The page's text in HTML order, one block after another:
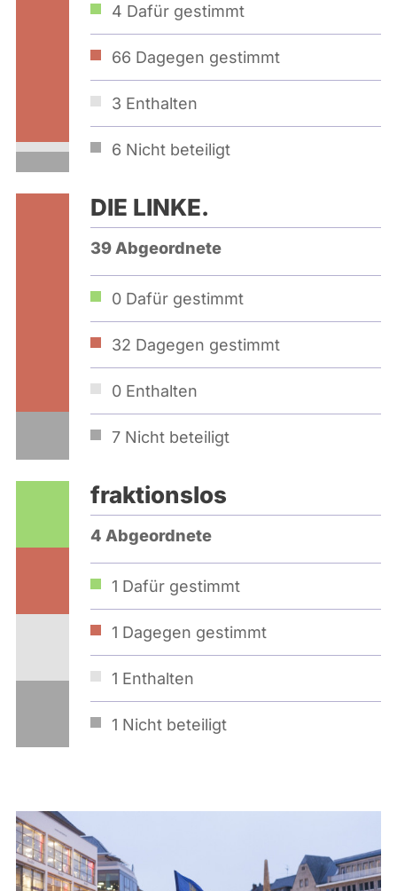
4 Dafür gestimmt
66 Dagegen gestimmt
3 Enthalten
6 Nicht beteiligt
DIE LINKE.
39 Abgeordnete
0 Dafür gestimmt
32 Dagegen gestimmt
0 Enthalten
7 Nicht beteiligt
fraktionslos
4 Abgeordnete
1 Dafür gestimmt
1 Dagegen gestimmt
1 Enthalten
1 Nicht beteiligt